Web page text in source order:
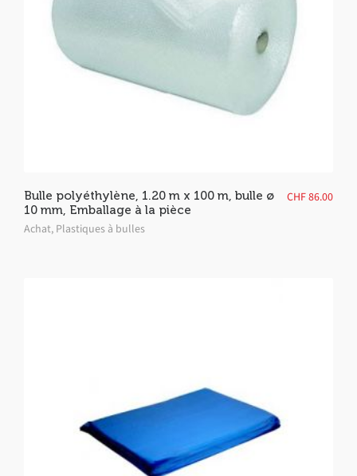
Bulle polyéthylène, 1.20 m x 100 m, bulle ø
10 mm, Emballage à la pièce
Achat, Plastiques à bulles
CHF86.00